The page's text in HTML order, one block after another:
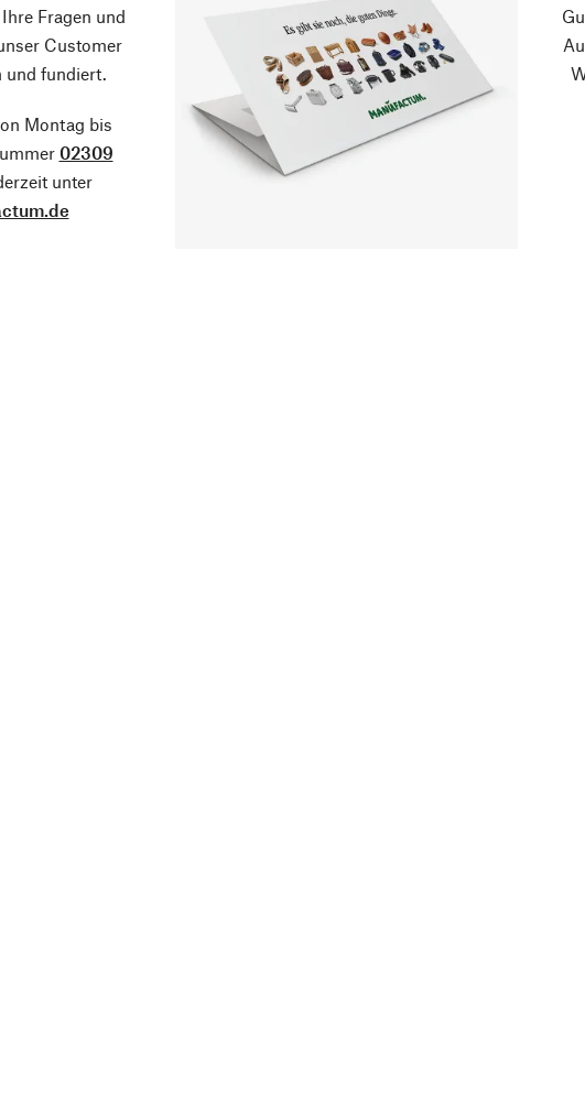
Fragen und
Customer
und fundiert.
Montag bis
02309
unter